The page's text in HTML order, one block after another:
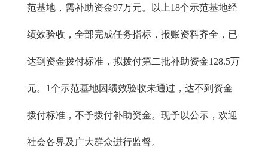
范基地，需补助资金97万元。以上18个示范基地经
绩效验收，全部完成任务指标，报账资料齐全，已
达到资金拨付标准，拟拨付第二批补助资金128.5万
元。1个示范基地因绩效验收未通过，达不到资金
拨付标准，不予拨付补助资金。现予以公示，欢迎
社会各界及广大群众进行监督。